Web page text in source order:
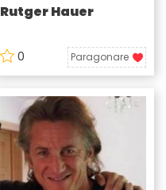
Rutger Hauer
0 Paragonare